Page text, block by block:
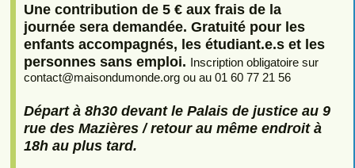
Une contribution de 5 € aux frais de la
journée sera demandée. Gratuité pour les
enfants accompagnés, les étudiant.e.s et les
personnes sans emploi.
Inscription obligatoire sur
contact@maisondumonde.org ou au 01 60 77 21 56
Départ à 8h30 devant le Palais de justice au 9
rue des Mazières / retour au même endroit à
18h au plus tard.